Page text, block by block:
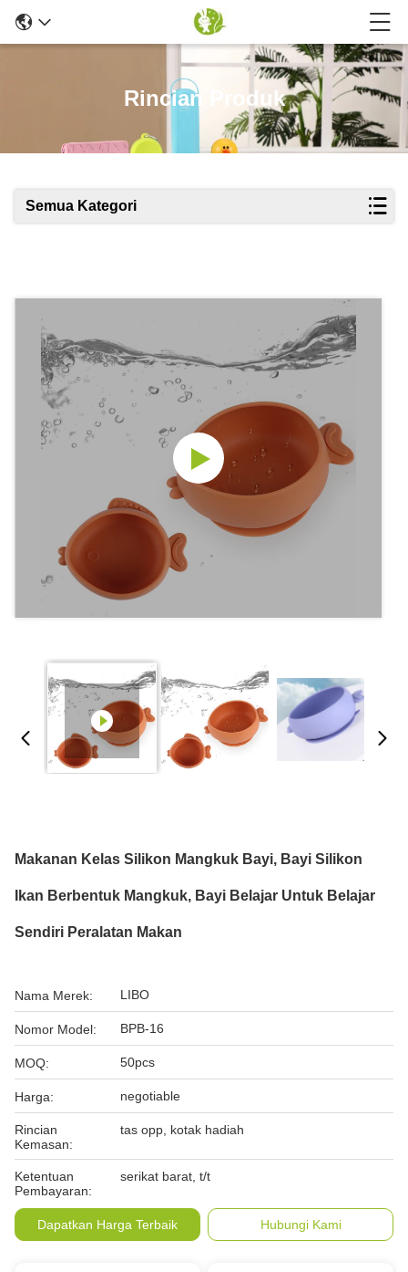
Rincian Produk
Semua Kategori
Makanan Kelas Silikon Mangkuk Bayi, Bayi Silikon
Ikan Berbentuk Mangkuk, Bayi Belajar Untuk Belajar
Sendiri Peralatan Makan
Nama Merek: LIBO
Nomor Model: BPB-16
MOQ: 50pcs
Harga: negotiable
Rincian
Kemasan:
tas opp, kotak hadiah
Ketentuan
Pembayaran:
serikat barat, t/t
Dapatkan Harga Terbaik Hubungi Kami